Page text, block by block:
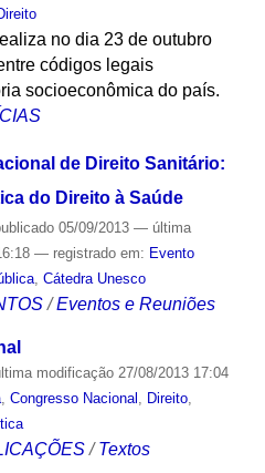
no dia 23 de outubro
códigos legais
socioeconômica do país.
de Direito Sanitário:
do Direito à Saúde
05/09/2013 — última
— registrado em: Evento
, Cátedra Unesco
/Eventos e Reuniões
modificação27/08/2013 17:04
, Congresso Nacional Direito,
/Textos